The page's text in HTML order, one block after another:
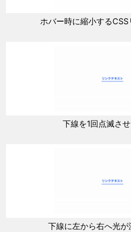
ホバー時に縮小する
下線を1回点滅さ
下線に左から右へ光が